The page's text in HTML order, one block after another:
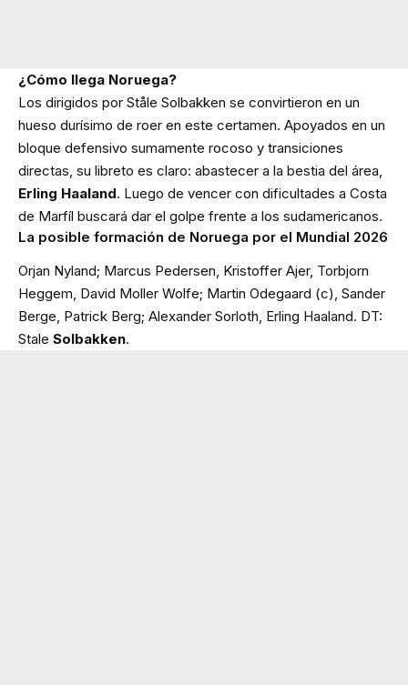
¿Cómo llega Noruega?
Los dirigidos por Ståle Solbakken se convirtieron en un
hueso durísimo de roer en este certamen. Apoyados en un
bloque defensivo sumamente rocoso y transiciones
directas, su libreto es claro: abastecer a la bestia del área,
Erling Haaland. Luego de vencer con dificultades a Costa
de Marfíl buscará dar el golpe frente a los sudamericanos.
La posible formación de Noruega por el Mundial 2026
Orjan Nyland; Marcus Pedersen, Kristoffer Ajer, Torbjorn
Heggem, David Moller Wolfe; Martin Odegaard (c), Sander
Berge, Patrick Berg; Alexander Sorloth, Erling Haaland. DT:
Stale Solbakken.